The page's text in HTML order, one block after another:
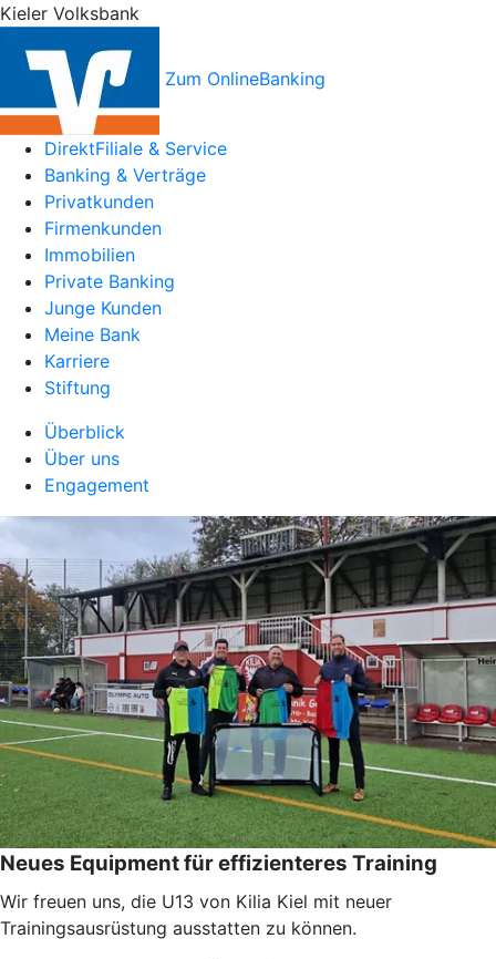
Kieler Volksbank
Zum OnlineBanking
DirektFiliale & Service
Banking & Verträge
Privatkunden
Firmenkunden
Immobilien
Private Banking
Junge Kunden
Meine Bank
Karriere
Stiftung
Überblick
Über uns
Engagement
Neues Equipment für effizienteres Training
Wir freuen uns, die U13 von Kilia Kiel mit neuer
Trainingsausrüstung ausstatten zu können.